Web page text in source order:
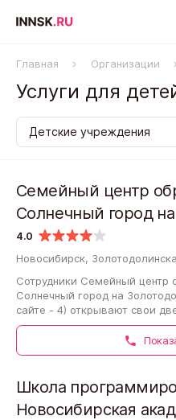
Главная Организации
Услуги для
4.0
Семейный центр
Солнечный город
улице
Новосибирск,
Сотрудники Семейный центр
Солнечный город на
сайте - 4) открывают свои
скромников. Они знают, что в
Школа
Новосибирская